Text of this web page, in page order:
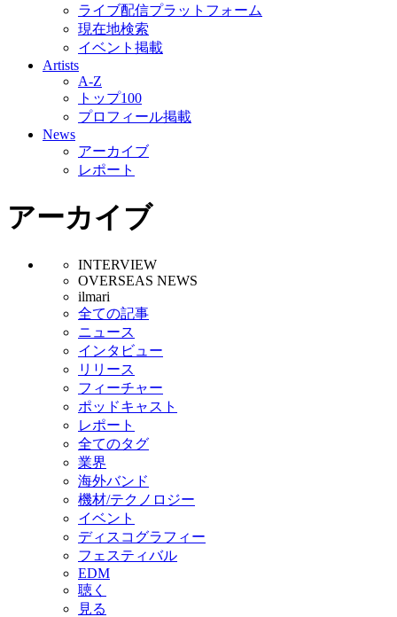
ライブ配信プラットフォーム
現在地検索
イベント掲載
Artists
A-Z
トップ100
プロフィール掲載
News
アーカイブ
レポート
アーカイブ
INTERVIEW
OVERSEAS NEWS
ilmari
全ての記事
ニュース
インタビュー
リリース
フィーチャー
ポッドキャスト
レポート
全てのタグ
業界
海外バンド
機材/テクノロジー
イベント
ディスコグラフィー
フェスティバル
EDM
聴く
見る